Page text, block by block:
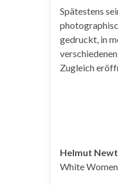
Spätestens
gedruckt, in
Zugleich
Helmut
White